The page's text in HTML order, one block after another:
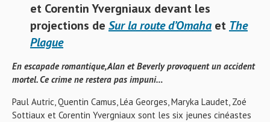
et Corentin Yvergniaux devant les
projections de Sur la route d’Omaha et The
Plague
En escapade romantique, Alan et Beverly provoquent un accident
mortel. Ce crime ne restera pas impuni…
Paul Autric, Quentin Camus, Léa Georges, Maryka Laudet, Zoé
Sottiaux et Corentin Yvergniaux sont les six jeunes cinéastes